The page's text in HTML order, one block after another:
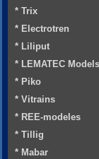
* Trix
* Electrotren
* Liliput
* LEMATEC Models
* Piko
* Vitrains
* REE-modeles
* Tillig
* Mabar